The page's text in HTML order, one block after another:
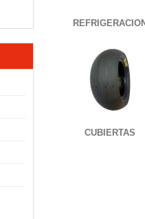
REFRIGERACION
CUBIERTAS